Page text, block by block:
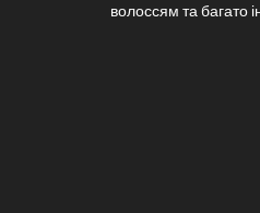
волоссям та багато